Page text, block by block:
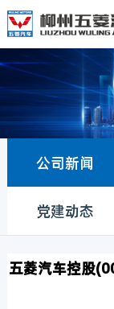
公司新闻
党建动态
五菱汽车控股